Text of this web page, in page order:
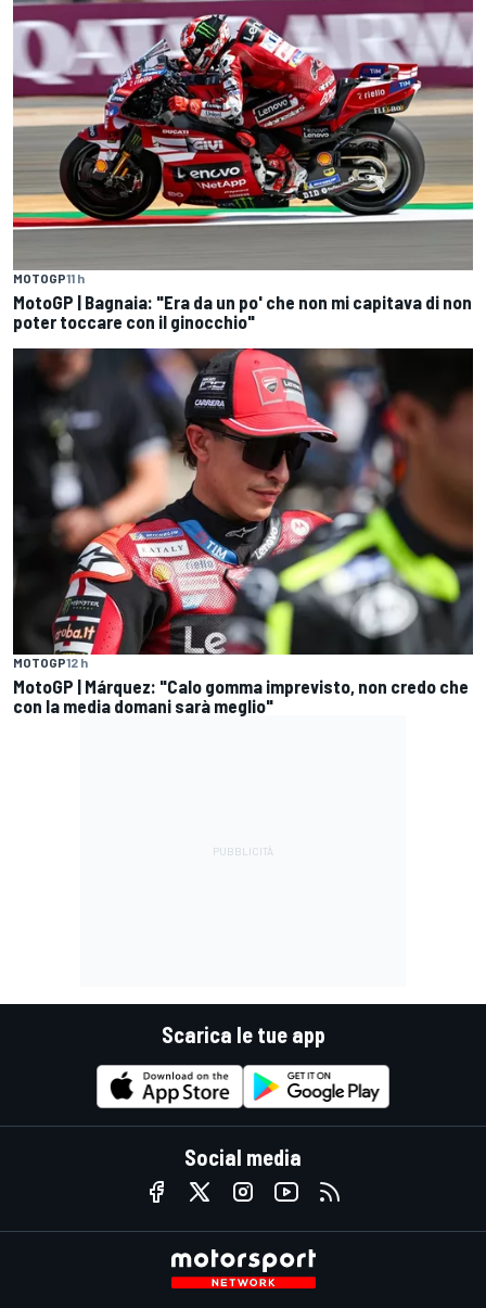
MOTOGP11 h
MotoGP | Bagnaia: "Era da un po' che non mi capitava di non
poter toccare con il ginocchio"
MOTOGP12 h
MotoGP | Márquez: "Calo gomma imprevisto, non credo che
con la media domani sarà meglio"
Scarica le tue app
Social media